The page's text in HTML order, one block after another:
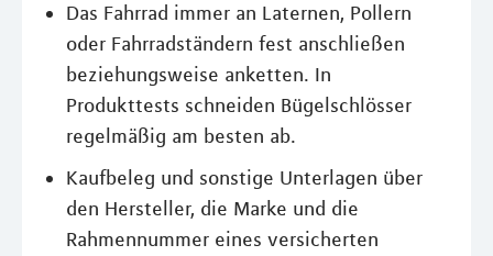
Das Fahrrad immer an Laternen, Pollern
oder Fahrradständern fest anschließen
beziehungsweise anketten. In
Produkttests schneiden Bügelschlösser
regelmäßig am besten ab.
Kaufbeleg und sonstige Unterlagen über
den Hersteller, die Marke und die
Rahmennummer eines versicherten